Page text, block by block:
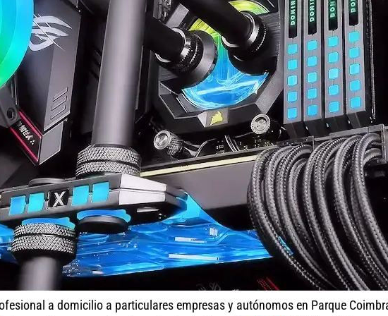
a domicilio a particulares empresas y autónomos en Parque